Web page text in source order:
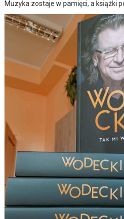
Muzyka zostaje w pamięci, a książki